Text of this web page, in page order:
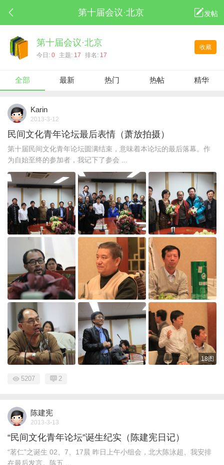
第十届会议·北京 发帖
收藏
第十届会议·北京
今日: 0 主题: 17 排名: 17
全部 最新 热门 热帖 精华
Karin
2013-3-12
民间文化青年论坛最后表情（萧放拍摄）
第十届民间文化青年论坛圆满结束，意味着本论坛的最后落幕。作
为自始至终的参加者，我记下了参会 ...
18图
5207 2
陈建宪
2013-3-13
“民间文化青年论坛”诞生纪实（陈建宪日记）
“茗仁”之诞生 02、7、17晨 昨日上午小组会，北大陈泳超、我安排
在最后发言。陈五 ...